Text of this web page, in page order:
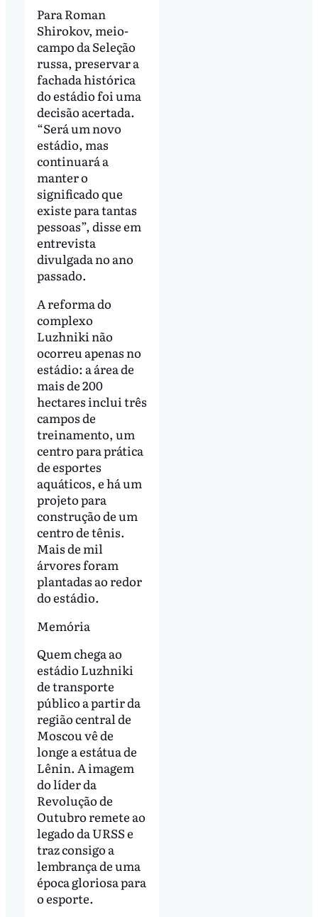
Para Roman
Shirokov, meio-
campo da Seleção
russa, preservar a
fachada histórica
do estádio foi uma
decisão acertada.
“Será um novo
estádio, mas
continuará a
manter o
significado que
existe para tantas
pessoas”, disse em
entrevista
divulgada no ano
passado.
A reforma do
complexo
Luzhniki não
ocorreu apenas no
estádio: a área de
mais de 200
hectares inclui três
campos de
treinamento, um
centro para prática
de esportes
aquáticos, e há um
projeto para
construção de um
centro de tênis.
Mais de mil
árvores foram
plantadas ao redor
do estádio.
Memória
Quem chega ao
estádio Luzhniki
de transporte
público a partir da
região central de
Moscou vê de
longe a estátua de
Lênin. A imagem
do líder da
Revolução de
Outubro remete ao
legado da URSS e
traz consigo a
lembrança de uma
época gloriosa para
o esporte.